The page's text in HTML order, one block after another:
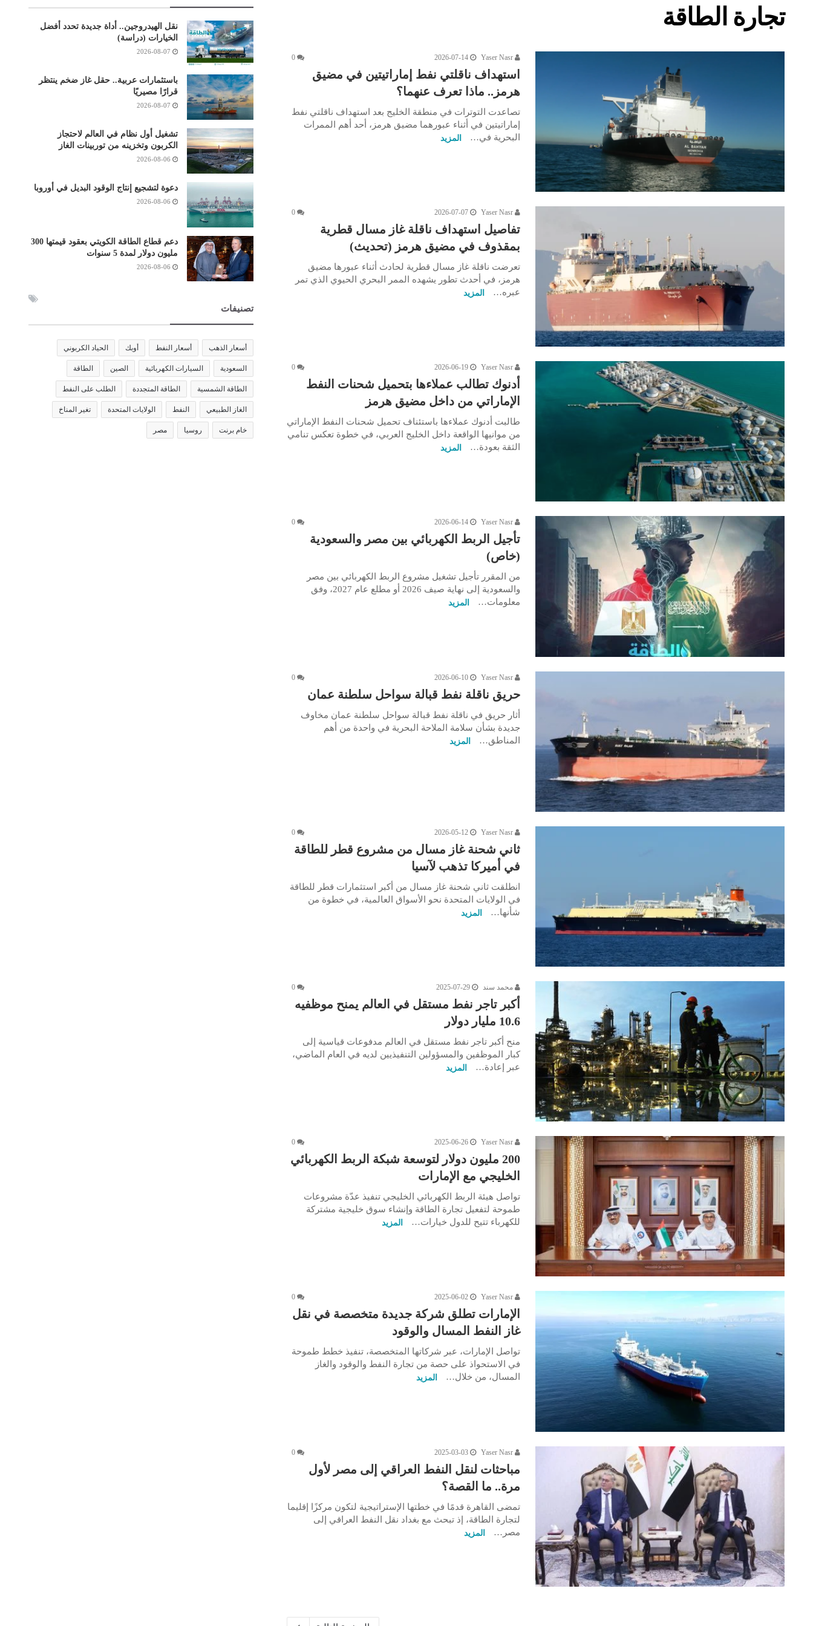
تجارة الطاقة
Yaser Nasr
2026-07-14
0
استهداف ناقلتي نفط إماراتيتين في مضيق
هرمز.. ماذا تعرف عنهما؟
تصاعدت التوترات في منطقة الخليج بعد استهداف ناقلتي نفط
إماراتيتين في أثناء عبورهما مضيق هرمز، أحد أهم الممرات
البحرية في…
المزيد
Yaser Nasr
2026-07-07
0
تفاصيل استهداف ناقلة غاز مسال قطرية
بمقذوف في مضيق هرمز (تحديث)
تعرضت ناقلة غاز مسال قطرية لحادث أثناء عبورها مضيق
هرمز، في أحدث تطور يشهده الممر البحري الحيوي الذي تمر
عبره…
المزيد
Yaser Nasr
2026-06-19
0
أدنوك تطالب عملاءها بتحميل شحنات النفط
الإماراتي من داخل مضيق هرمز
طالبت أدنوك عملاءها باستئناف تحميل شحنات النفط الإماراتي
من موانيها الواقعة داخل الخليج العربي، في خطوة تعكس تنامي
الثقة بعودة…
المزيد
Yaser Nasr
2026-06-14
0
تأجيل الربط الكهربائي بين مصر والسعودية
(خاص)
من المقرر تأجيل تشغيل مشروع الربط الكهربائي بين مصر
والسعودية إلى نهاية صيف 2026 أو مطلع عام 2027، وفق
معلومات…
المزيد
Yaser Nasr
2026-06-10
0
حريق ناقلة نفط قبالة سواحل سلطنة عمان
أثار حريق في ناقلة نفط قبالة سواحل سلطنة عمان مخاوف
جديدة بشأن سلامة الملاحة البحرية في واحدة من أهم
المناطق…
المزيد
Yaser Nasr
2026-05-12
0
ثاني شحنة غاز مسال من مشروع قطر للطاقة
في أميركا تذهب لآسيا
انطلقت ثاني شحنة غاز مسال من أكبر استثمارات قطر للطاقة
في الولايات المتحدة نحو الأسواق العالمية، في خطوة من
شأنها…
المزيد
محمد سند 2025-07-29
0
أكبر تاجر نفط مستقل في العالم يمنح موظفيه
10.6 مليار دولار
منح أكبر تاجر نفط مستقل في العالم مدفوعات قياسية إلى
كبار الموظفين والمسؤولين التنفيذيين لديه في العام الماضي،
عبر إعادة…
المزيد
Yaser Nasr
2025-06-26
0
200 مليون دولار لتوسعة شبكة الربط الكهربائي
الخليجي مع الإمارات
تواصل هيئة الربط الكهربائي الخليجي تنفيذ عدّة مشروعات
طموحة لتفعيل تجارة الطاقة وإنشاء سوق خليجية مشتركة
للكهرباء تتيح للدول خيارات…
المزيد
Yaser Nasr
2025-06-02
0
الإمارات تطلق شركة جديدة متخصصة في نقل
غاز النفط المسال والوقود
تواصل الإمارات، عبر شركاتها المتخصصة، تنفيذ خطط طموحة
في الاستحواذ على حصة من تجارة النفط والوقود والغاز
المسال، من خلال…
المزيد
Yaser Nasr
2025-03-03
0
مباحثات لنقل النفط العراقي إلى مصر لأول
مرة.. ما القصة؟
تمضى القاهرة قدمًا في خطتها الإستراتيجية لتكون مركزًا إقليما
لتجارة الطاقة، إذ تبحث مع بغداد نقل النفط العراقي إلى
مصر…
المزيد
نقل الهيدروجين.. أداة جديدة تحدد أفضل
الخيارات (دراسة)
2026-08-07
باستثمارات عربية.. حقل غاز ضخم ينتظر
قرارًا مصيريًا
2026-08-07
تشغيل أول نظام في العالم لاحتجاز
الكربون وتخزينه من توربينات الغاز
2026-08-06
دعوة لتشجيع إنتاج الوقود البديل في أوروبا
2026-08-06
دعم قطاع الطاقة الكويتي بعقود قيمتها 300
مليون دولار لمدة 5 سنوات
2026-08-06
تصنيفات
أسعار الذهب أسعار النفط أوبك الحياد الكربوني
السعودية السيارات الكهربائية الصين الطاقة
الطاقة الشمسية الطاقة المتجددة الطلب على النفط
الغاز الطبيعي النفط الولايات المتحدة تغير المناخ
خام برنت روسيا مصر